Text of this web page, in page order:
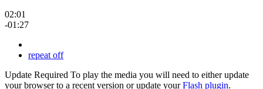
02:01
-01:27
repeat off
Update Required To play the media you will need to either update
your browser to a recent version or update yourFlash plugin.